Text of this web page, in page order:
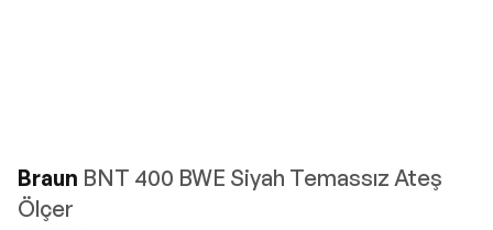
Braun BNT 400 BWE Siyah Temassız Ateş
Ölçer